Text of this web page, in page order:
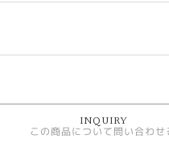
INQUIRY
この商品について問い合わせ